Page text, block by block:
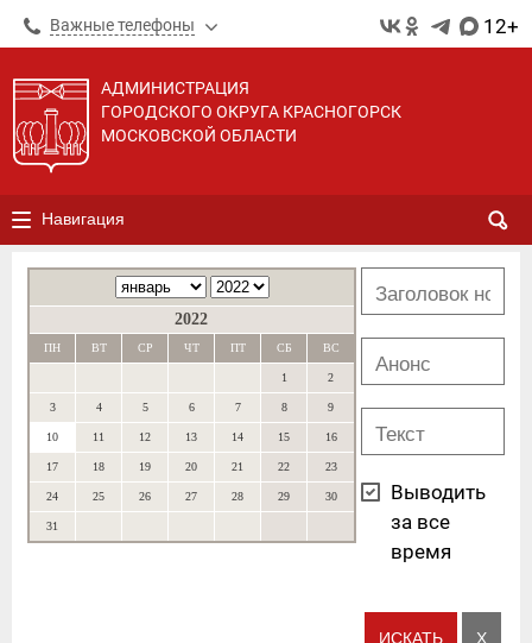
Важные телефоны 12+
АДМИНИСТРАЦИЯ
ГОРОДСКОГО ОКРУГА КРАСНОГОРСК
МОСКОВСКОЙ ОБЛАСТИ
Навигация
2022
ПН ВТ СР ЧТ ПТ СБ ВС
1 2
3 4 5 6 7 8 9
10 11 12 13 14 15 16
17 18 19 20 21 22 23
24 25 26 27 28 29 30
31
Выводить
за все
время